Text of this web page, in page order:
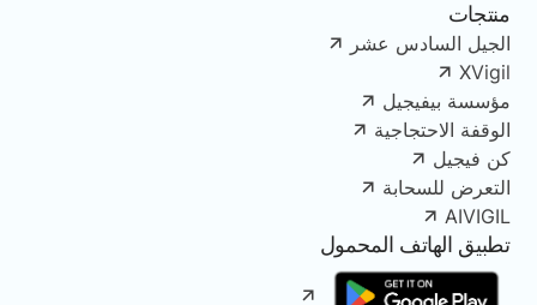
منتجات
الجيل السادس عشر
XVigil
مؤسسة بيفيجيل
الوقفة الاحتجاجية
كن فيجيل
التعرض للسحابة
AIVIGIL
تطبيق الهاتف المحمول